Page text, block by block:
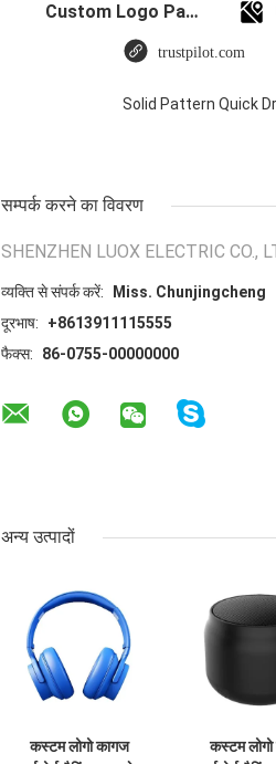
Custom Logo Paper Cardboard Packing Folding White / Black / Rose Gold Luxury Magnetic Gift Box with Ribbon Closure
trustpilot.com
Solid Pattern Quick
सम्पर्क करने का विवरण
SHENZHEN LUOX ELECTRIC CO.,
व्यक्ति से संपर्क करें:
Miss. Chunjingcheng
दूरभाष:
+8613911115555
फैक्स:
86-0755-00000000
अन्य उत्पादों
कस्टम लोगो कागज
कस्टम